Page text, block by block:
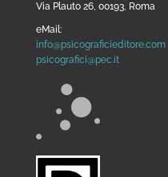
Via Plauto 26, 00193, Roma
eMail:
info@psicograficieditore.com
psicografici@pec.it